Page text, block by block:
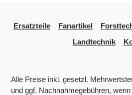
Ersatzteile Fanartikel
Landtechnik
Alle Preise inkl. gesetzl.
und ggf. Nachnahmegebühren,